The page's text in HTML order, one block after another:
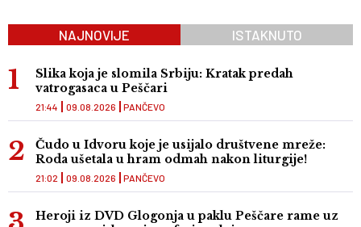
NAJNOVIJE ISTAKNUTO
Slika koja je slomila Srbiju: Kratak predah
vatrogasaca u Peščari
PANČEVO
21:44 09.08.2026
Čudo u Idvoru koje je usijalo društvene mreže:
Roda ušetala u hram odmah nakon liturgije!
PANČEVO
21:02 09.08.2026
Heroji iz DVD Glogonja u paklu Peščare rame uz